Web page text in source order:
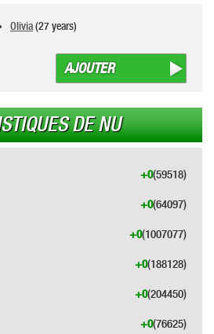
Olivia(27 years)
AJOUTER
DE NU
(59518)
+0
(64097)
+0
(1007077)
+0
(188128)
+0
(204450)
+0
(76625)
+0